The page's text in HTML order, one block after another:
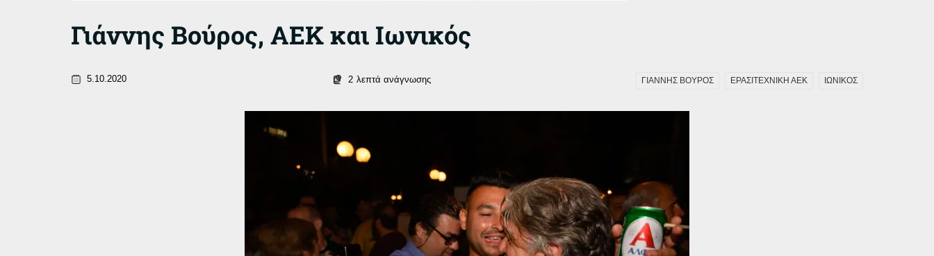
Γιάννης Βούρος, ΑΕΚ και Ιωνικός
5.10.2020 2 λεπτά ανάγνωσης ΓΙΑΝΝΗΣ ΒΟΥΡΟΣ ΕΡΑΣΙΤΕΧΝΙΚΗ ΑΕΚ ΙΩΝΙΚΟΣ